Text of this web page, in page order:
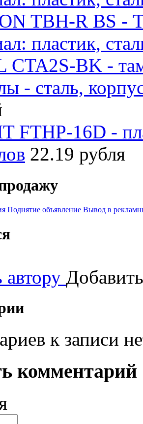
TBH-R BS -
пластик,
CTA2S-BK -
- сталь,
FTHP-16D -
22.19 рубля
Поднятие объявление Вывод в
автору
к записи
комментарий